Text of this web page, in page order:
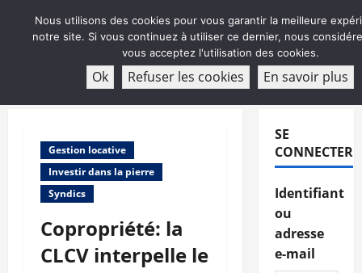
ABONNEMENT
Gestion locative
Investir dans la pierre
Syndics
Copropriété: la
CLCV interpelle le
SE
CONNECTER
Identifiant
ou
adresse
e-mail
Nous utilisons des cookies pour vous garantir la meilleure
notre site. Si vous continuez à utiliser ce dernier, nous
vous acceptez l'utilisation des cookies.
Ok Refuser les cookies En savoir plus